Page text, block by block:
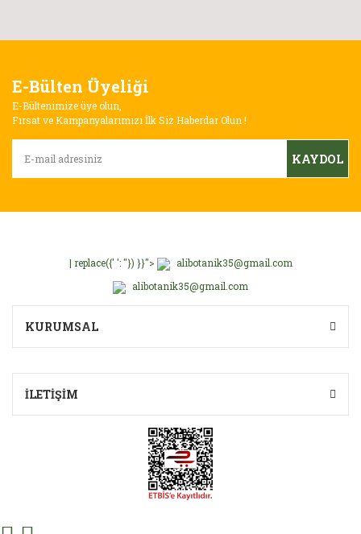
E-Bülten Üyeliği
E-Bültenimize üye olun,
Fırsat ve Kampanyalarımızı İlk Siz Haberdar Olun !
KAYDOL
| replace({' ': ''}) }}">
alibotanik35@gmail.com
alibotanik35@gmail.com
KURUMSAL
İLETİŞİM